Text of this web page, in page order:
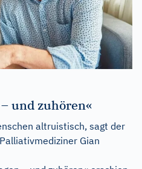
und zuhören«
altruistisch, sagt der
Gian